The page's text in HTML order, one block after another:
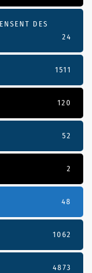
DES
24
1511
120
52
2
48
1062
4873